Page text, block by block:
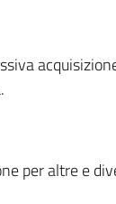
per altre e